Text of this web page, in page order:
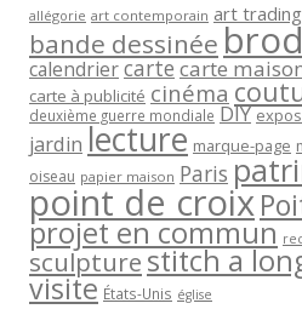
allégorie art contemporain art
bande dessinée
calendriercartecarte
carte à publicité cinéma
deuxième guerre mondiale DIY
jardin lecture marque-page
oiseau papier maison Paris
point de croix
projet en commun
sculpturestitch a
visite États-Unis église